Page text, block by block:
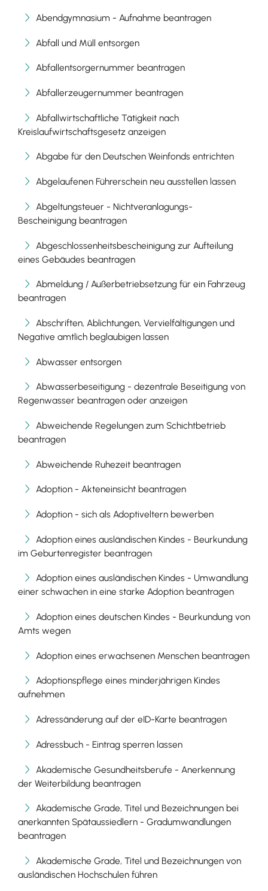
Abendgymnasium - Aufnahme beantragen
Abfall und Müll entsorgen
Abfallentsorgernummer beantragen
Abfallerzeugernummer beantragen
Abfallwirtschaftliche Tätigkeit nach
Kreislaufwirtschaftsgesetz anzeigen
Abgabe für den Deutschen Weinfonds entrichten
Abgelaufenen Führerschein neu ausstellen lassen
Abgeltungsteuer - Nichtveranlagungs-
Bescheinigung beantragen
Abgeschlossenheitsbescheinigung zur Aufteilung
eines Gebäudes beantragen
Abmeldung / Außerbetriebsetzung für ein Fahrzeug
beantragen
Abschriften, Ablichtungen, Vervielfältigungen und
Negative amtlich beglaubigen lassen
Abwasser entsorgen
Abwasserbeseitigung - dezentrale Beseitigung von
Regenwasser beantragen oder anzeigen
Abweichende Regelungen zum Schichtbetrieb
beantragen
Abweichende Ruhezeit beantragen
Adoption - Akteneinsicht beantragen
Adoption - sich als Adoptiveltern bewerben
Adoption eines ausländischen Kindes - Beurkundung
im Geburtenregister beantragen
Adoption eines ausländischen Kindes - Umwandlung
einer schwachen in eine starke Adoption beantragen
Adoption eines deutschen Kindes - Beurkundung von
Amts wegen
Adoption eines erwachsenen Menschen beantragen
Adoptionspflege eines minderjährigen Kindes
aufnehmen
Adressänderung auf der eID-Karte beantragen
Adressbuch - Eintrag sperren lassen
Akademische Gesundheitsberufe - Anerkennung
der Weiterbildung beantragen
Akademische Grade, Titel und Bezeichnungen bei
anerkannten Spätaussiedlern - Gradumwandlungen
beantragen
Akademische Grade, Titel und Bezeichnungen von
ausländischen Hochschulen führen